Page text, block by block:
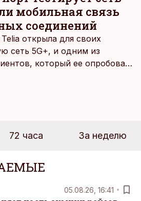
мобильная связь
соединений
открыла для своих
сеть 5G+, и одним из
который ее опробовал,
72 часа За неделю
05.08.26, 16:41